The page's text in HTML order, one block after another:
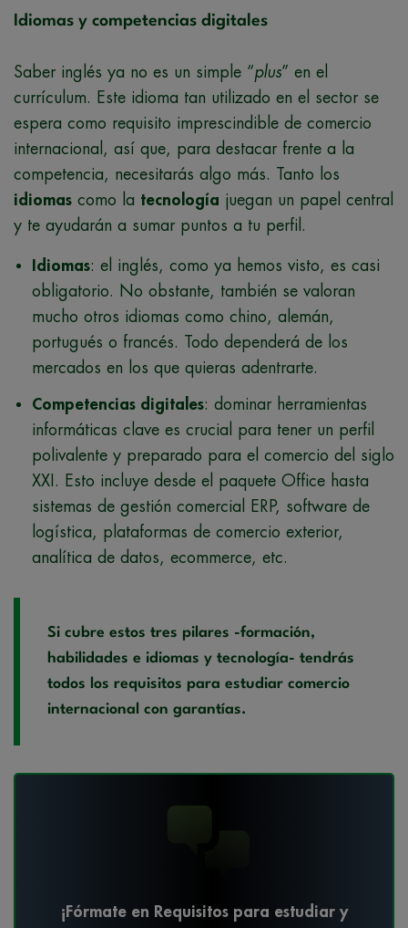
Idiomas y competencias digitales
Saber inglés ya no es un simple “plus” en el
currículum. Este idioma tan utilizado en el sector se
espera como requisito imprescindible de comercio
internacional, así que, para destacar frente a la
competencia, necesitarás algo más. Tanto los
idiomas como la tecnología juegan un papel central
y te ayudarán a sumar puntos a tu perfil.
Idiomas: el inglés, como ya hemos visto, es casi
obligatorio. No obstante, también se valoran
mucho otros idiomas como chino, alemán,
portugués o francés. Todo dependerá de los
mercados en los que quieras adentrarte.
Competencias digitales: dominar herramientas
informáticas clave es crucial para tener un perfil
polivalente y preparado para el comercio del siglo
XXI. Esto incluye desde el paquete Office hasta
sistemas de gestión comercial ERP, software de
logística, plataformas de comercio exterior,
analítica de datos, ecommerce, etc.
Si cubre estos tres pilares -formación,
habilidades e idiomas y tecnología- tendrás
todos los requisitos para estudiar comercio
internacional con garantías.
¡Fórmate en Requisitos para estudiar y